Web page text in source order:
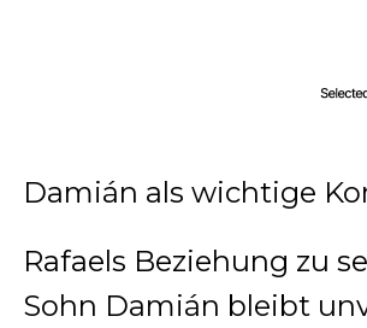
Damián als wichtige
Rafaels Beziehung zu
Sohn Damián bleibt